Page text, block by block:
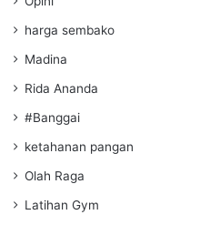
harga sembako
Madina
Rida Ananda
#Banggai
ketahanan pangan
Olah Raga
Latihan Gym